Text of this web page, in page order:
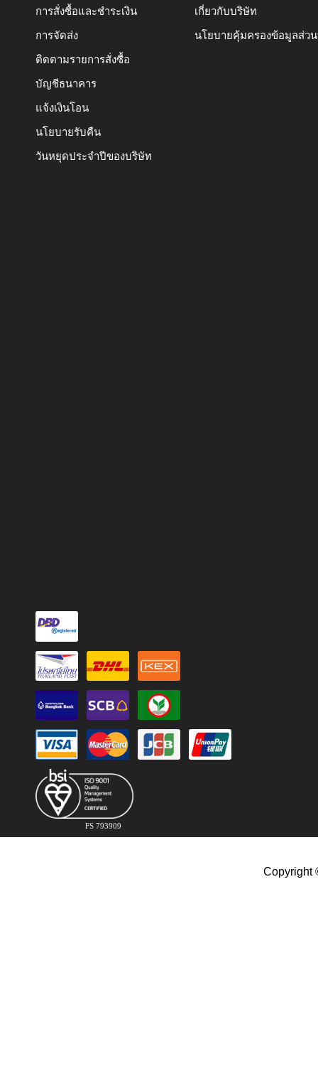
การสั่งซื้อและชำระเงิน
การจัดส่ง
ติดตามรายการสั่งซื้อ
บัญชีธนาคาร
แจ้งเงินโอน
นโยบายรับคืน
วันหยุดประจำปีของบริษัท
เกี่ยวกับบริษัท
นโยบายคุ้มครองข้อมูลส่ว
FS 793909
Copyright